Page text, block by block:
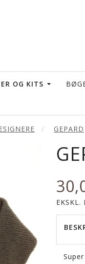
OG KITS
GEPARD
EKSKL.